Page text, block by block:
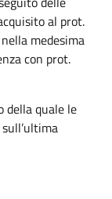
al prot.
medesima
con prot.
della quale le